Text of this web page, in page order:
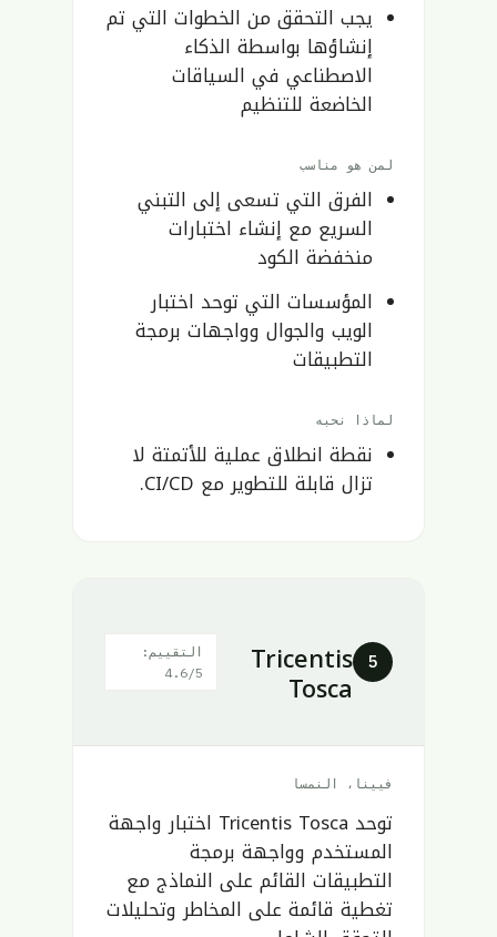
يجب التحقق من الخطوات التي تم
إنشاؤها بواسطة الذكاء
الاصطناعي في السياقات
الخاضعة للتنظيم
لمن هو مناسب
الفرق التي تسعى إلى التبني
السريع مع إنشاء اختبارات
منخفضة الكود
المؤسسات التي توحد اختبار
الويب والجوال وواجهات برمجة
التطبيقات
لماذا نحبه
نقطة انطلاق عملية للأتمتة لا
تزال قابلة للتطوير مع CI/CD.
5
Tricentis
Tosca
التقييم:
4.6/5
فيينا، النمسا
توحد Tricentis Tosca اختبار واجهة
المستخدم وواجهة برمجة
التطبيقات القائم على النماذج مع
تغطية قائمة على المخاطر وتحليلات